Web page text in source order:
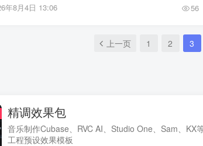
年8月4日 13:06 56
上一页 1 2 3
精调效果包
音乐制作Cubase、RVC AI、Studio One、Sam、KX
工程预设效果模板